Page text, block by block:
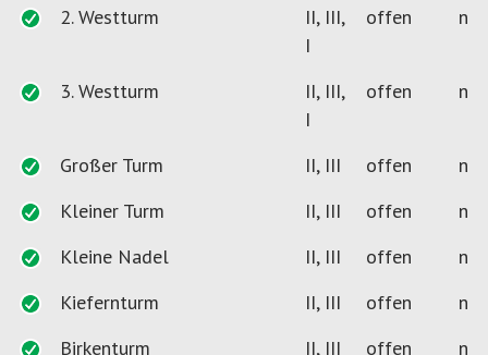
2. Westturm
II, III,
I
offen n
3. Westturm
II, III,
I
offen n
Großer Turm II, III offen
n
Kleiner Turm
II, III offen
n
Kleine Nadel
II, III offen
n
Kiefernturm
II, III offen
n
Birkenturm
II, III offen
n